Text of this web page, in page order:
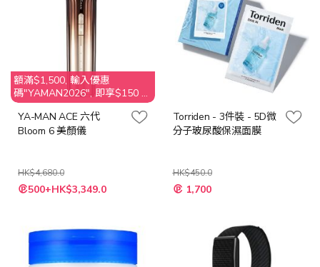
額滿$1,500, 輸入優惠
碼"YAMAN2026", 即享$150 折
扣
YA-MAN ACE 六代
Bloom 6 美顏儀
HK$4,680.0
特
殊 500+HK$3,349.0
Torriden - 3件裝 - 5D微
分子玻尿酸保濕面膜
HK$450.0
特
殊 1,700